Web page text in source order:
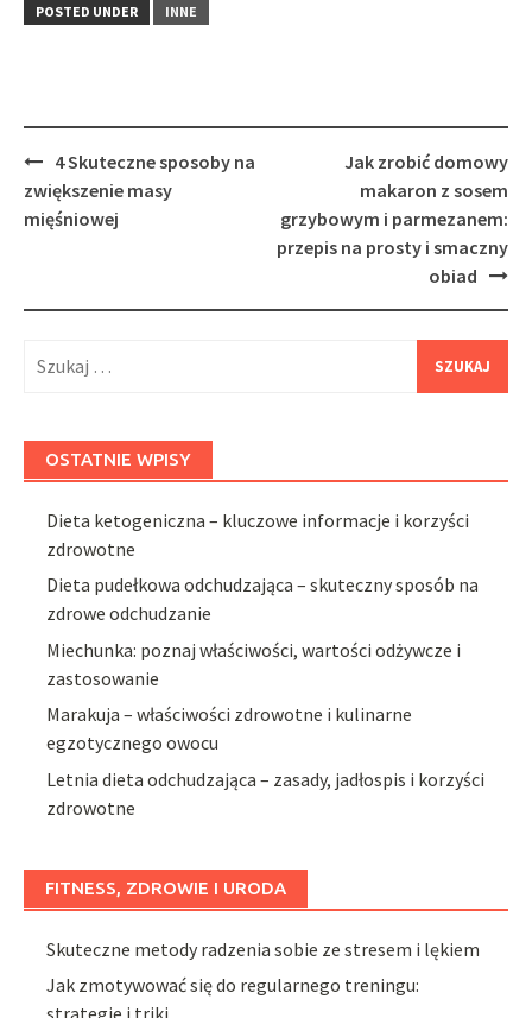
POSTED UNDER INNE
Post
navigation
4 Skuteczne sposoby na
zwiększenie masy
mięśniowej
Jak zrobić domowy
makaron z sosem
grzybowym i parmezanem:
przepis na prosty i smaczny
obiad
OSTATNIE WPISY
Dieta ketogeniczna – kluczowe informacje i korzyści
zdrowotne
Dieta pudełkowa odchudzająca – skuteczny sposób na
zdrowe odchudzanie
Miechunka: poznaj właściwości, wartości odżywcze i
zastosowanie
Marakuja – właściwości zdrowotne i kulinarne
egzotycznego owocu
Letnia dieta odchudzająca – zasady, jadłospis i korzyści
zdrowotne
FITNESS, ZDROWIE I URODA
Skuteczne metody radzenia sobie ze stresem i lękiem
Jak zmotywować się do regularnego treningu:
strategie i triki